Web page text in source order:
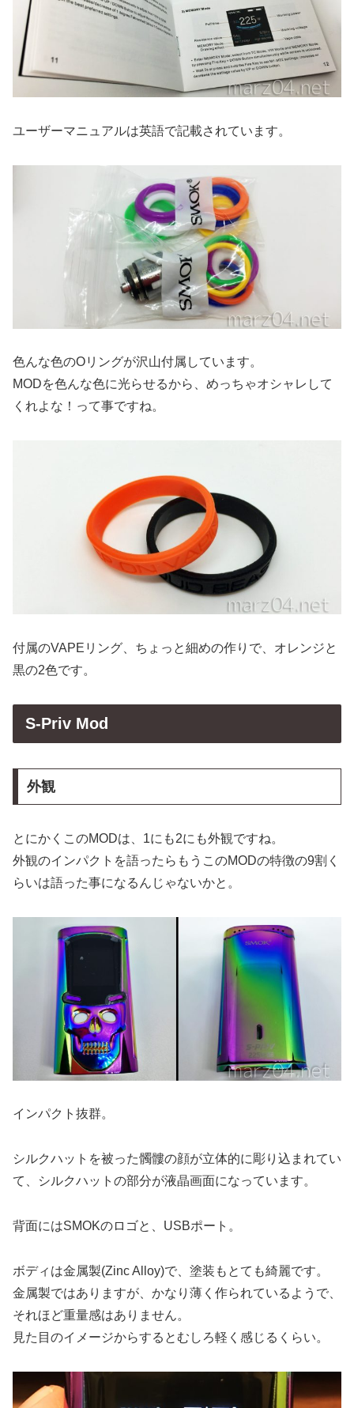
ユーザーマニュアルは英語で記載されています。
色んな色のOリングが沢山付属しています。
MODを色んな色に光らせるから、めっちゃオシャレして
くれよな！って事ですね。
付属のVAPEリング、ちょっと細めの作りで、オレンジと
黒の2色です。
S-Priv Mod
外観
とにかくこのMODは、1にも2にも外観ですね。
外観のインパクトを語ったらもうこのMODの特徴の9割く
らいは語った事になるんじゃないかと。
インパクト抜群。
シルクハットを被った髑髏の顔が立体的に彫り込まれてい
て、シルクハットの部分が液晶画面になっています。
背面にはSMOKのロゴと、USBポート。
ボディは金属製(Zinc Alloy)で、塗装もとても綺麗です。
金属製ではありますが、かなり薄く作られているようで、
それほど重量感はありません。
見た目のイメージからするとむしろ軽く感じるくらい。